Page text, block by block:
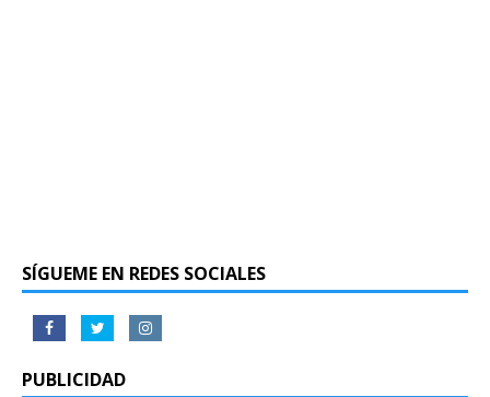
SÍGUEME EN REDES SOCIALES
PUBLICIDAD